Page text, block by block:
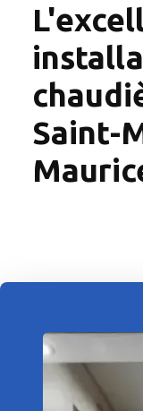
Saint-